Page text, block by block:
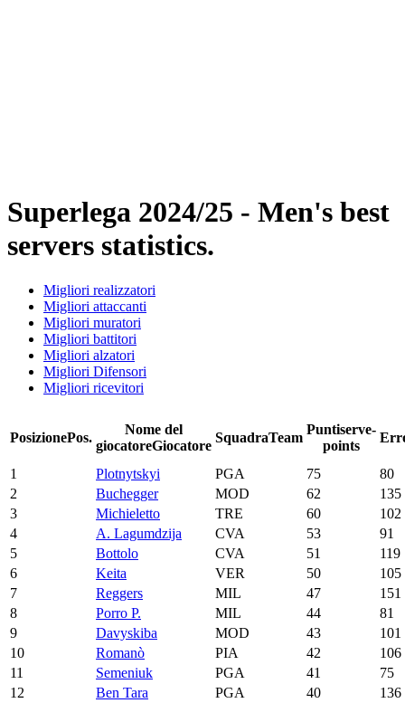
Superlega 2024/25 - Men's best
servers statistics.
Migliori realizzatori
Migliori attaccanti
Migliori muratori
Migliori battitori
Migliori alzatori
Migliori Difensori
Migliori ricevitori
PosizionePos.
Nome del
giocatoreGiocatore
SquadraTeam
Puntiserve-
points
1 Plotnytskyi PGA 75
80
2
Buchegger MOD 62
135
3
Michieletto TRE 60
102
4
A. Lagumdzija CVA 53
91
5
Bottolo CVA 51
119
6
Keita VER 50
105
7
Reggers MIL 47
151
8
Porro P. MIL 44
81
9
Davyskiba MOD 43
101
10
Romanò PIA 42
106
11
Semeniuk PGA 41
75
12
Ben Tara PGA 40
136